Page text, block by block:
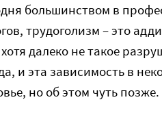
большинством в
трудоголизм – это
далеко не такое
и эта зависимость в
но об этом чуть позже.